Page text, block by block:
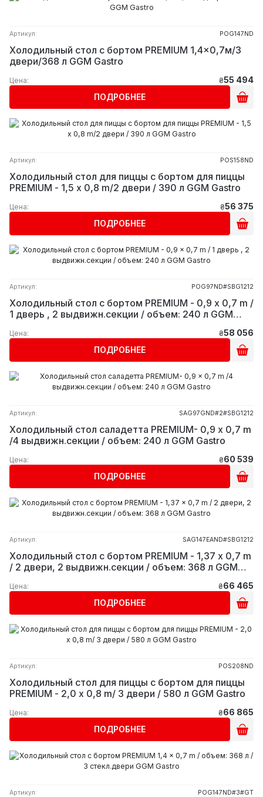
Артикул: POG147ND
Холодильный стол с бортом PREMIUM 1,4x0,7м/3
двери/368 л GGM Gastro
Цена: ₴55 494
ПОДРОБНЕЕ
Артикул: POS158ND
Холодильный стол для пиццы с бортом для пиццы
PREMIUM - 1,5 x 0,8 m/2 двери / 390 л GGM Gastro
Цена: ₴56 375
ПОДРОБНЕЕ
Артикул: POG97ND#SBG1212
Холодильный стол с бортом PREMIUM - 0,9 x 0,7 m /
1 дверь , 2 выдвижн.секции / объем: 240 л GGM
Цена: ₴58 056
ПОДРОБНЕЕ
Артикул: SAG97GND#2#SBG1212
Холодильный стол саладетта PREMIUM- 0,9 x 0,7 m
/4 выдвижн.секции / объем: 240 л GGM Gastro
Цена: ₴60 539
ПОДРОБНЕЕ
Артикул: SAG147EAND#SBG1212
Холодильный стол с бортом PREMIUM - 1,37 x 0,7 m
/ 2 двери, 2 выдвижн.секции / объем: 368 л GGM
Цена: ₴66 465
ПОДРОБНЕЕ
Артикул: POS208ND
Холодильный стол для пиццы с бортом для пиццы
PREMIUM - 2,0 x 0,8 m/ 3 двери / 580 л GGM Gastro
Цена: ₴66 865
ПОДРОБНЕЕ
Артикул: POG147ND#3#GT